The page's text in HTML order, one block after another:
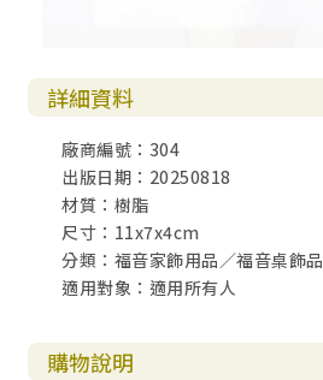
詳細資料
廠商編號：304
出版日期：20250818
材質：樹脂
尺寸：11x7x4cm
分類：福音家飾用品／福音桌飾品
適用對象：適用所有人
購物說明